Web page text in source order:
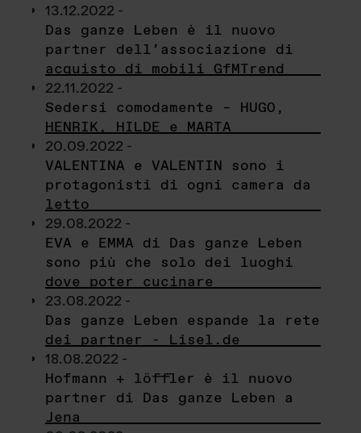
13.12.2022 -
Das ganze Leben è il nuovo
partner dell’associazione di
acquisto di mobili GfMTrend
22.11.2022 -
Sedersi comodamente – HUGO,
HENRIK, HILDE e MARTA
20.09.2022 -
VALENTINA e VALENTIN sono i
protagonisti di ogni camera da
letto
29.08.2022 -
EVA e EMMA di Das ganze Leben
sono più che solo dei luoghi
dove poter cucinare
23.08.2022 -
Das ganze Leben espande la rete
dei partner - Lisel.de
18.08.2022 -
Hofmann + löffler è il nuovo
partner di Das ganze Leben a
Jena